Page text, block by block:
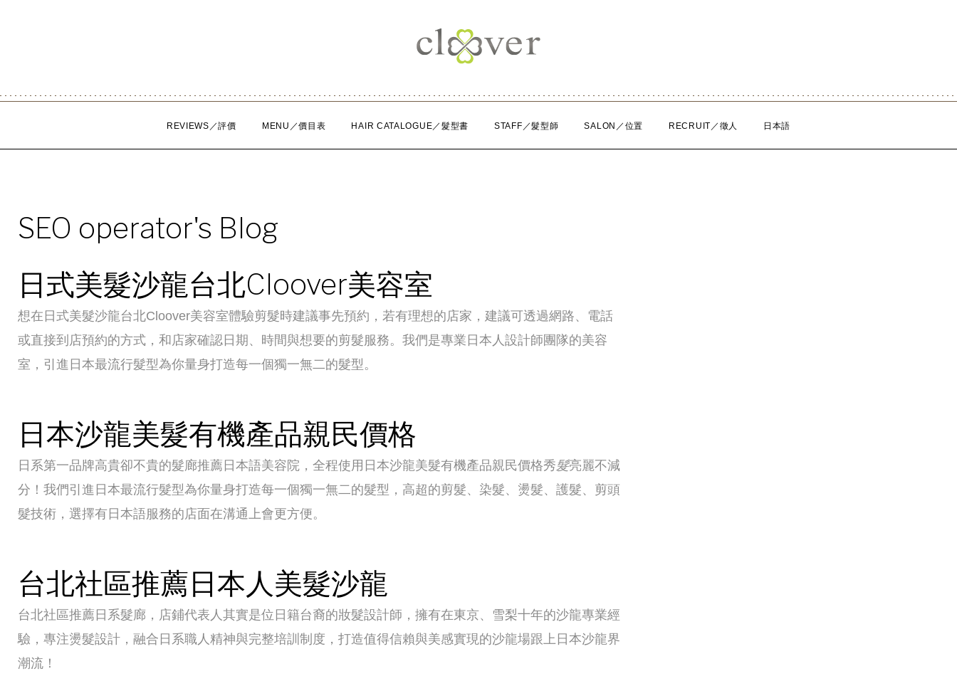
REVIEWS／評價 MENU／價目表 HAIR CATALOGUE／髮型書 STAFF／髮型師 SALON／位置 RECRUIT／徵人 日本語
SEO operator's Blog
日式美髮沙龍台北Cloover美容室
想在日式美髮沙龍台北Cloover美容室體驗剪髮時建議事先預約，若有理想的店家，建議可透過網路、電話
或直接到店預約的方式，和店家確認日期、時間與想要的剪髮服務。我們是專業日本人設計師團隊的美容
室，引進日本最流行髮型為你量身打造每一個獨一無二的髮型。
日本沙龍美髮有機產品親民價格
日系第一品牌高貴卻不貴的髮廊推薦日本語美容院，全程使用日本沙龍美髮有機產品親民價格秀髮亮麗不減
分！我們引進日本最流行髮型為你量身打造每一個獨一無二的髮型，高超的剪髮、染髮、燙髮、護髮、剪頭
髮技術，選擇有日本語服務的店面在溝通上會更方便。
台北社區推薦日本人美髮沙龍
台北社區推薦日系髮廊，店鋪代表人其實是位日籍台裔的妝髮設計師，擁有在東京、雪梨十年的沙龍專業經
驗，專注燙髮設計，融合日系職人精神與完整培訓制度，打造值得信賴與美感實現的沙龍場跟上日本沙龍界
潮流！